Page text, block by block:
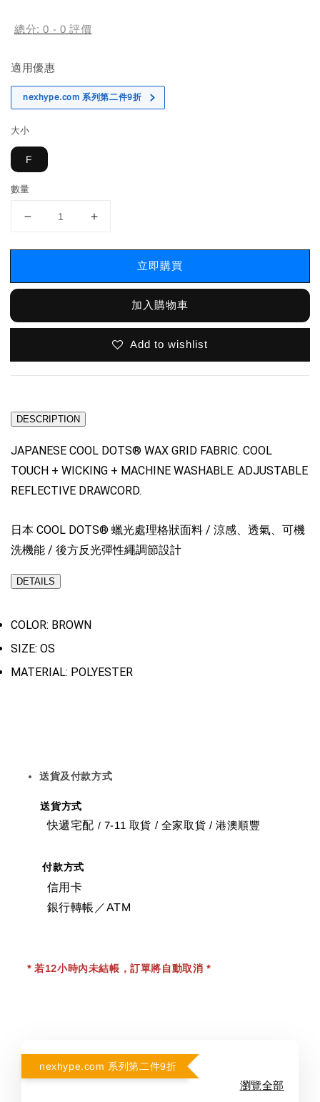
總分:0 - 0 評價
適用優惠
nexhype.com 系列第二件9折
大小
F
數量
立即購買
加入購物車
Add to wishlist
DESCRIPTION
JAPANESE COOL DOTS® WAX GRID FABRIC. COOL
TOUCH + WICKING + MACHINE WASHABLE. ADJUSTABLE
REFLECTIVE DRAWCORD.
日本 COOL DOTS® 蠟光處理格狀面料 / 涼感、透氣、可機
洗機能 / 後方反光彈性繩調節設計
DETAILS
COLOR: BROWN
SIZE: OS
MATERIAL: POLYESTER
送貨及付款方式
送貨方式
快遞宅配 / 7-11 取貨 / 全家取貨 / 港澳順豐
付款方式
信用卡
銀行轉帳／ATM
* 若12小時內未結帳，訂單將自動取消 *
nexhype.com 系列第二件9折
瀏覽全部